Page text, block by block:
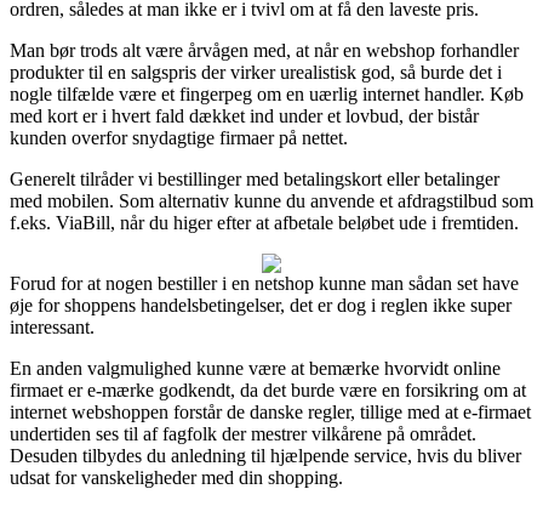
ordren, således at man ikke er i tvivl om at få den laveste pris.
Man bør trods alt være årvågen med, at når en webshop forhandler
produkter til en salgspris der virker urealistisk god, så burde det i
nogle tilfælde være et fingerpeg om en uærlig internet handler. Køb
med kort er i hvert fald dækket ind under et lovbud, der bistår
kunden overfor snydagtige firmaer på nettet.
Generelt tilråder vi bestillinger med betalingskort eller betalinger
med mobilen. Som alternativ kunne du anvende et afdragstilbud som
f.eks. ViaBill, når du higer efter at afbetale beløbet ude i fremtiden.
Forud for at nogen bestiller i en netshop kunne man sådan set have
øje for shoppens handelsbetingelser, det er dog i reglen ikke super
interessant.
En anden valgmulighed kunne være at bemærke hvorvidt online
firmaet er e-mærke godkendt, da det burde være en forsikring om at
internet webshoppen forstår de danske regler, tillige med at e-firmaet
undertiden ses til af fagfolk der mestrer vilkårene på området.
Desuden tilbydes du anledning til hjælpende service, hvis du bliver
udsat for vanskeligheder med din shopping.